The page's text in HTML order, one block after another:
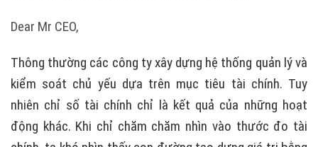
Dear Mr CEO,
Thông thường các công ty xây dựng hệ thống quản lý và
kiểm soát chủ yếu dựa trên mục tiêu tài chính. Tuy
nhiên chỉ số tài chính chỉ là kết quả của những hoạt
động khác. Khi chỉ chăm chăm nhìn vào thước đo tài